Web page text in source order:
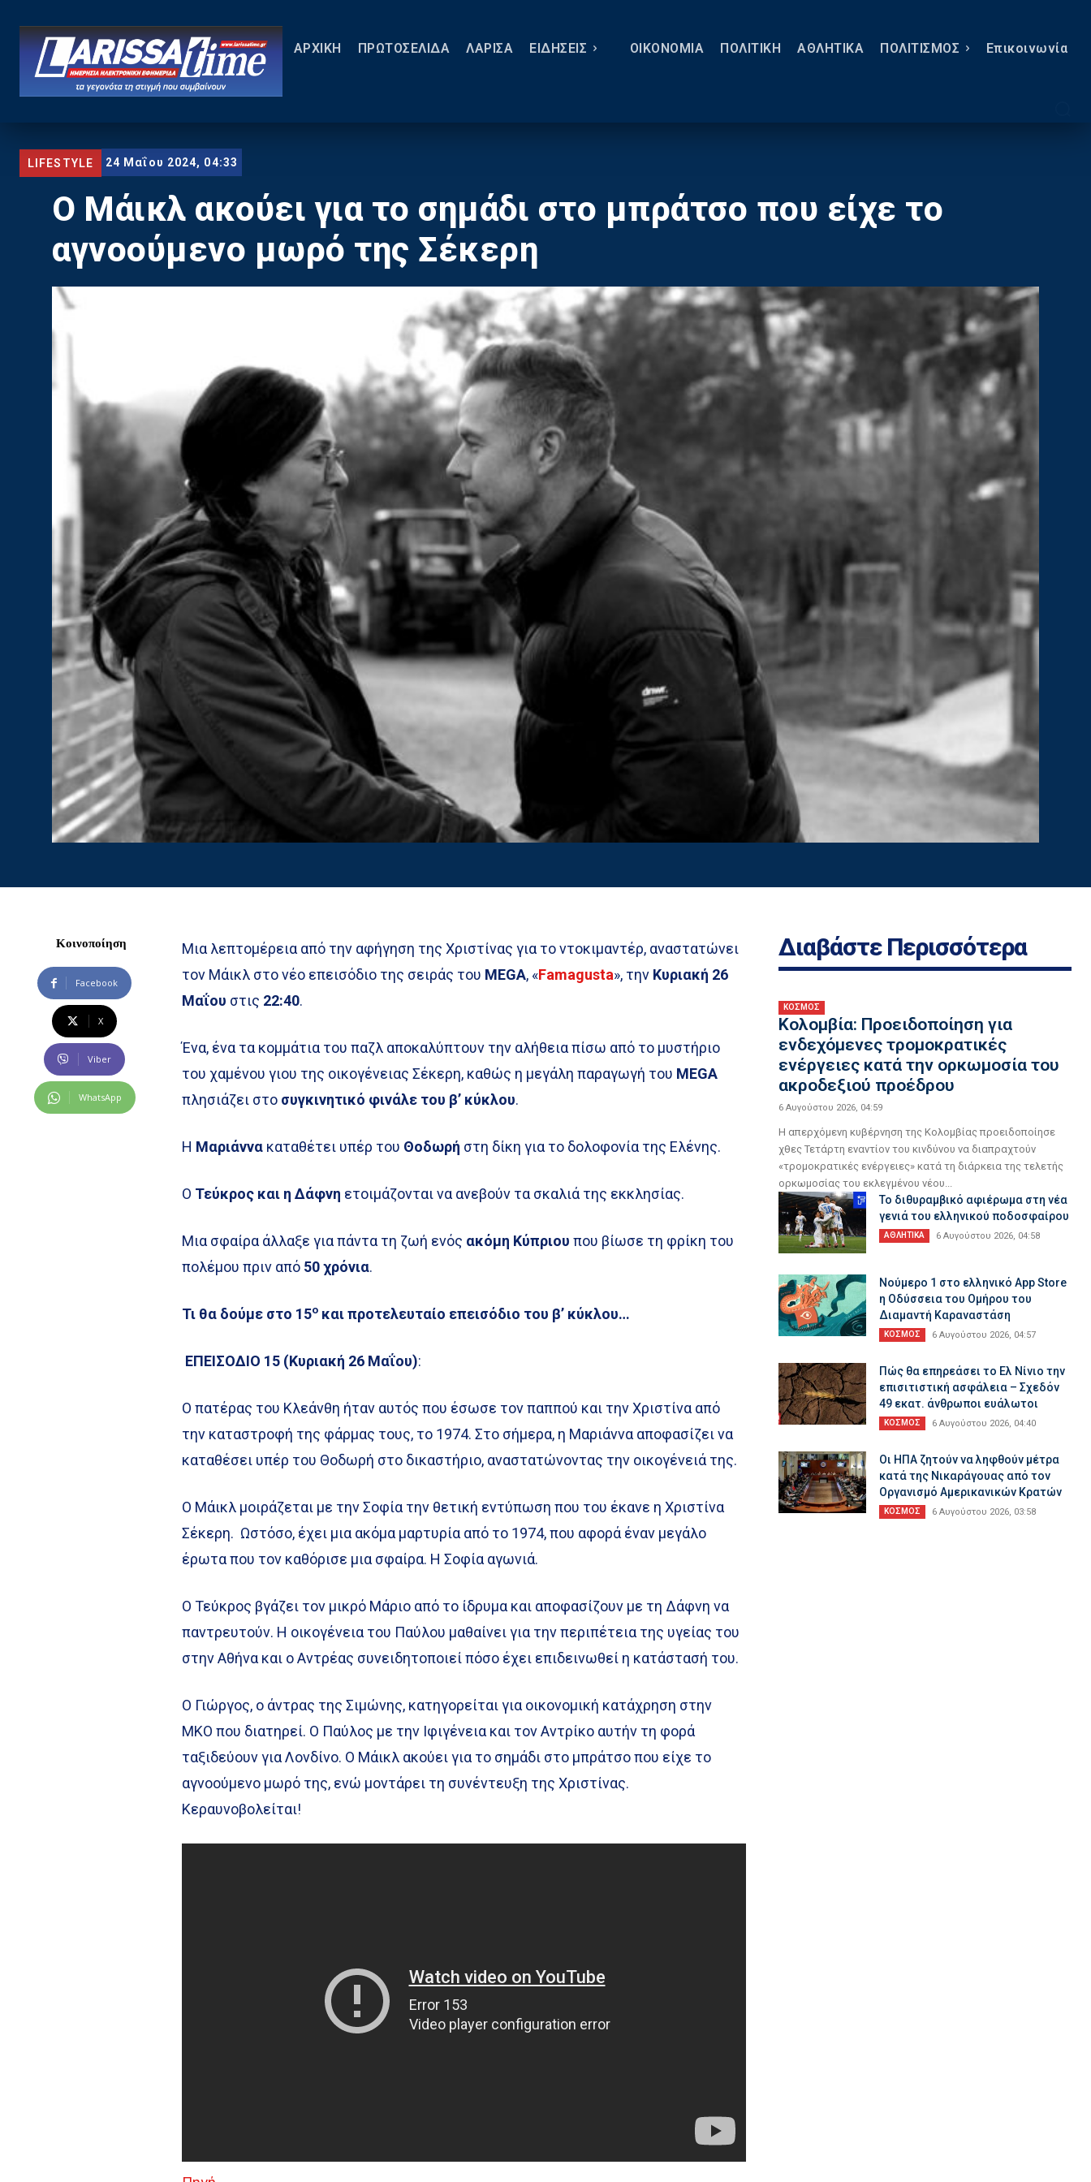
ΑΡΧΙΚΗ ΠΡΩΤΟΣΕΛΙΔΑ ΛΑΡΙΣΑ ΕΙΔΗΣΕΙΣ ΟΙΚΟΝΟΜΙΑ ΠΟΛΙΤΙΚΗ ΑΘΛΗΤΙΚΑ ΠΟΛΙΤΙΣΜΟΣ Eπικοινωνία
LIFESTYLE 24 Μαΐου 2024, 04:33
Ο Μάικλ ακούει για το σημάδι στο μπράτσο που είχε το
αγνοούμενο μωρό της Σέκερη
Κοινοποίηση
Facebook
X
Viber
WhatsApp
Μια λεπτομέρεια από την αφήγηση της Χριστίνας για το ντοκιμαντέρ, αναστατώνει
τον Μάικλ στο νέο επεισόδιο της σειράς του MEGA, «Famagusta», την Κυριακή 26
Μαΐου στις 22:40.
Ένα, ένα τα κομμάτια του παζλ αποκαλύπτουν την αλήθεια πίσω από το μυστήριο
του χαμένου γιου της οικογένειας Σέκερη, καθώς η μεγάλη παραγωγή του MEGA
πλησιάζει στο συγκινητικό φινάλε του β’ κύκλου.
Η Μαριάννα καταθέτει υπέρ του Θοδωρή στη δίκη για το δολοφονία της Ελένης.
Ο Τεύκρος και η Δάφνη ετοιμάζονται να ανεβούν τα σκαλιά της εκκλησίας.
Μια σφαίρα άλλαξε για πάντα τη ζωή ενός ακόμη Κύπριου που βίωσε τη φρίκη του
πολέμου πριν από 50 χρόνια.
Τι θα δούμε στο 15ο και προτελευταίο επεισόδιο του β’ κύκλου…
ΕΠΕΙΣΟΔΙΟ 15 (Κυριακή 26 Μαΐου):
Ο πατέρας του Κλεάνθη ήταν αυτός που έσωσε τον παππού και την Χριστίνα από
την καταστροφή της φάρμας τους, το 1974. Στο σήμερα, η Μαριάννα αποφασίζει να
καταθέσει υπέρ του Θοδωρή στο δικαστήριο, αναστατώνοντας την οικογένειά της.
Ο Μάικλ μοιράζεται με την Σοφία την θετική εντύπωση που του έκανε η Χριστίνα
Σέκερη. Ωστόσο, έχει μια ακόμα μαρτυρία από το 1974, που αφορά έναν μεγάλο
έρωτα που τον καθόρισε μια σφαίρα. Η Σοφία αγωνιά.
Ο Τεύκρος βγάζει τον μικρό Μάριο από το ίδρυμα και αποφασίζουν με τη Δάφνη να
παντρευτούν. Η οικογένεια του Παύλου μαθαίνει για την περιπέτεια της υγείας του
στην Αθήνα και ο Αντρέας συνειδητοποιεί πόσο έχει επιδεινωθεί η κατάστασή του.
Ο Γιώργος, ο άντρας της Σιμώνης, κατηγορείται για οικονομική κατάχρηση στην
ΜΚΟ που διατηρεί. Ο Παύλος με την Ιφιγένεια και τον Αντρίκο αυτήν τη φορά
ταξιδεύουν για Λονδίνο. Ο Μάικλ ακούει για το σημάδι στο μπράτσο που είχε το
αγνοούμενο μωρό της, ενώ μοντάρει τη συνέντευξη της Χριστίνας.
Κεραυνοβολείται!
Διαβάστε Περισσότερα
ΚΟΣΜΟΣ
Κολομβία: Προειδοποίηση για
ενδεχόμενες τρομοκρατικές
ενέργειες κατά την ορκωμοσία του
ακροδεξιού προέδρου
6 Αυγούστου 2026, 04:59
Η απερχόμενη κυβέρνηση της Κολομβίας προειδοποίησε
χθες Τετάρτη εναντίον του κινδύνου να διαπραχτούν
«τρομοκρατικές ενέργειες» κατά τη διάρκεια της τελετής
ορκωμοσίας του εκλεγμένου νέου...
Το διθυραμβικό αφιέρωμα στη νέα
γενιά του ελληνικού ποδοσφαίρου
ΑΘΛΗΤΙΚΑ 6 Αυγούστου 2026, 04:58
Νούμερο 1 στο ελληνικό App Store
η Οδύσσεια του Ομήρου του
Διαμαντή Καραναστάση
ΚΟΣΜΟΣ 6 Αυγούστου 2026, 04:57
Πώς θα επηρεάσει το Ελ Νίνιο την
επισιτιστική ασφάλεια – Σχεδόν
49 εκατ. άνθρωποι ευάλωτοι
ΚΟΣΜΟΣ 6 Αυγούστου 2026, 04:40
Οι ΗΠΑ ζητούν να ληφθούν μέτρα
κατά της Νικαράγουας από τον
Οργανισμό Αμερικανικών Κρατών
ΚΟΣΜΟΣ 6 Αυγούστου 2026, 03:58